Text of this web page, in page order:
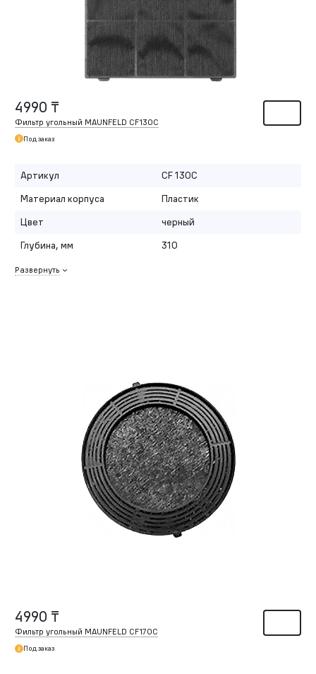
4990 ₸
Фильтр угольный MAUNFELD CF130С
Под заказ
Артикул
CF 130C
Материал корпуса
Пластик
Цвет
черный
Глубина, мм
310
Развернуть
4990 ₸
Фильтр угольный MAUNFELD CF170С
Под заказ